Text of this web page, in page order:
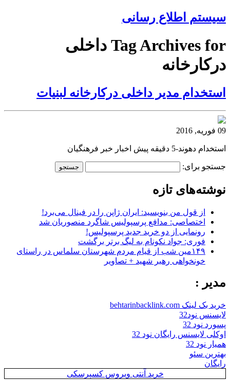
سیستم اطلاع رسانی
Tag Archives for داخلی
درکارخانه
استخدام مدیر داخلی درکارخانه لبنیات
09 فوریه, 2016
استخدام دهوند-5 دقیقه پیش اخبار خبر فرهنگیان
جستجو برای:
نوشته‌های تازه
از قول من بنویسید: ایران ژاپن را در فینال می‌برد!
اختصاصی: مدافع پرسپولیس شاگرد منصوریان شد
رونمایی از دو خرید جدید پرسپولیس!
فوری: جواد نکونام به لیگ برتر برگشت
۱۴۹مین شب از قیام مردم شهرستان سلماس در راستای
خونخواهی رهبر شهید + تصاویر
مدیر :
خرید بک لینک behtarinbacklink.com
لایسنس نود32
پسورد نود 32
اوکلی لایسنس رایگان نود 32
همیار نود 32
بهترین سئو
رایگان
خرید آنتی ویروس کسپرسکی